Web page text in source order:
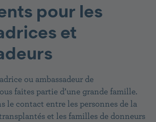
pour les
et
ou ambassadeur de
faites partie d’une grande famille.
le contact entre les personnes de la
et les familles de donneurs